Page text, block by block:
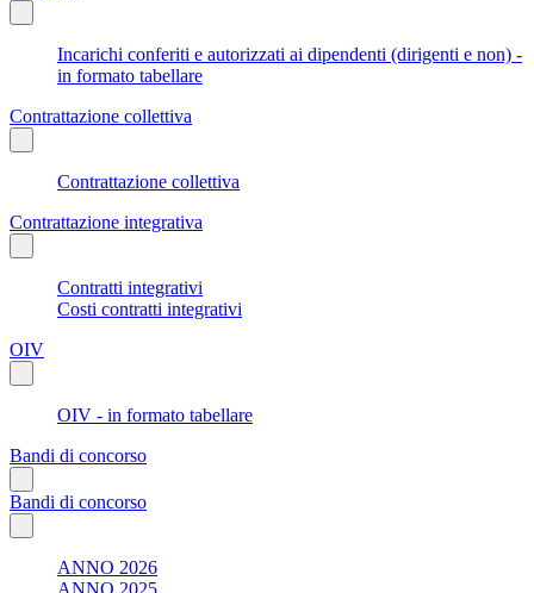
Incarichi conferiti e autorizzati ai dipendenti (dirigenti e non) -
in formato tabellare
Contrattazione collettiva
Contrattazione collettiva
Contrattazione integrativa
Contratti integrativi
Costi contratti integrativi
OIV
OIV - in formato tabellare
Bandi di concorso
Bandi di concorso
ANNO 2026
ANNO 2025